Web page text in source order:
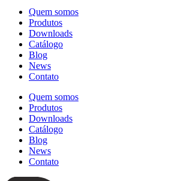
Quem somos
Produtos
Downloads
Catálogo
Blog
News
Contato
Quem somos
Produtos
Downloads
Catálogo
Blog
News
Contato